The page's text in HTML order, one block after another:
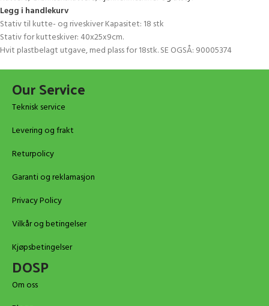
Legg i handlekurv
Stativ til kutte- og riveskiver Kapasitet: 18 stk
Stativ for kutteskiver: 40x25x9cm.
Hvit plastbelagt utgave, med plass for 18stk. SE OGSÅ: 90005374
Our Service
Teknisk service
Levering og frakt
Returpolicy
Garanti og reklamasjon
Privacy Policy
Vilkår og betingelser
Kjøpsbetingelser
DOSP
Om oss